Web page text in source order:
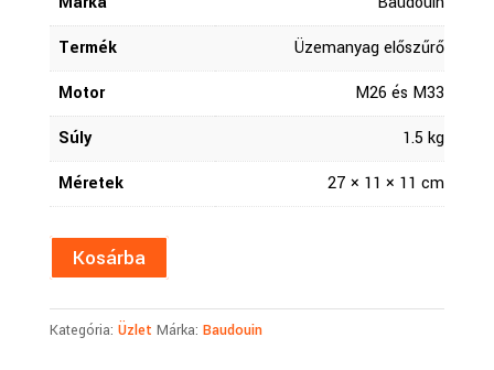
Termék
Üzemanyag előszűrő
Motor
M26 és M33
Súly
1.5 kg
Méretek
27 × 11 × 11 cm
Kosárba
Kategória: Üzlet Márka: Baudouin